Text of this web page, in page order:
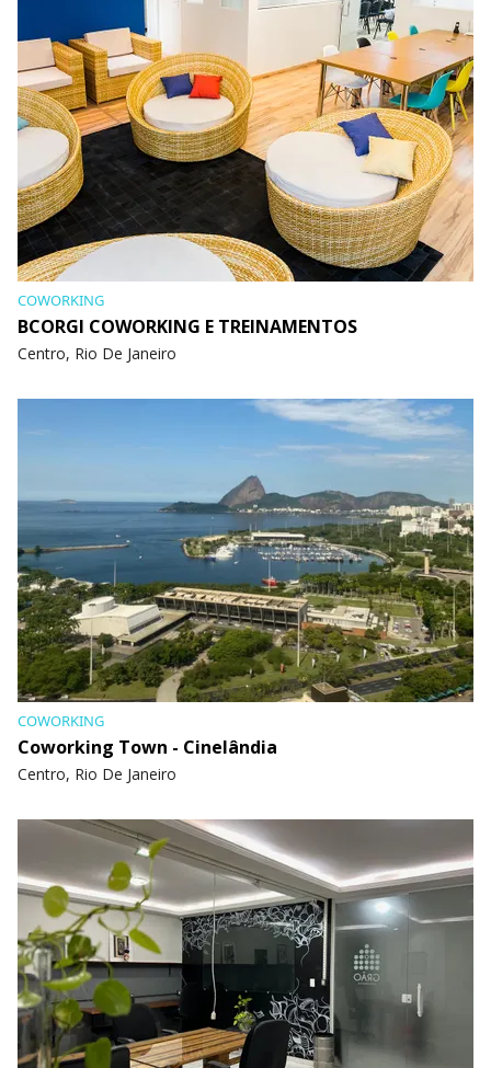
COWORKING
BCORGI COWORKING E TREINAMENTOS
Centro, Rio De Janeiro
COWORKING
Coworking Town - Cinelândia
Centro, Rio De Janeiro